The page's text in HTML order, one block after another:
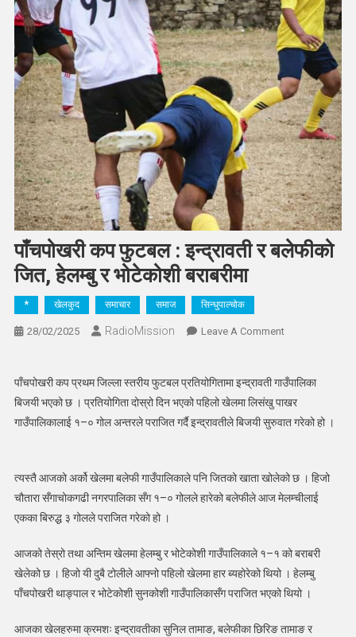
पाँचपोखरी कप फुटबल : इन्द्रावती र बलेफीको
जित, हेलम्बु र भोटेकोशी बराबरीमा
* खेलकुद समाचार समाज सिन्धुपाल्चोक
28/02/2025 RadioMission Leave A CommentOn
फुटबल
:
इन्द्रावती
जित,
हेलम्बु
बराबरीमा
पाँचपोखरी कप प्रथम जिल्ला स्तरीय फुटबल प्रतियोगितामा इन्द्रावती गाउँपालिका
बिजयी भएको छ । प्रतियोगिता दोस्रो दिन भएको पहिलो खेलमा लिसंखु पाखर
गाउँपालिकालाई १–० गोल अन्तरले पराजित गर्दै इन्द्रावतीले बिजयी सुरुवात गरेको हो ।
त्यस्तै आजको अर्को खेलमा बलेफी गाउँपालिकाले पनि जितको खाता खोलेको छ । हिजो
चौतारा सँगाचोकगढी नगरपालिका सँग १–० गोलले हारेको बलेफीले आज मेलम्चीलाई
एकका बिरुद्ध ३ गोलले पराजित गरेको हो ।
आजको तेस्रो तथा अन्तिम खेलमा हेलम्बु र भोटेकोशी गाउँपालिकाले १–१ को बराबरी
खेलेको छ । हिजो यी दुबै टोलीले आफ्नो पहिलो खेलमा हार ब्यहोरेको थियो । हेलम्बु
पाँचपोखरी थाङ्पाल र भोटेकोशी सुनकोशी गाउँपालिकासँग पराजित भएको थियो ।
आजका खेलहरुमा क्रमशः इन्द्रावतीका सुनिल तामाङ, बलेफीका छिरिङ तामाङ र